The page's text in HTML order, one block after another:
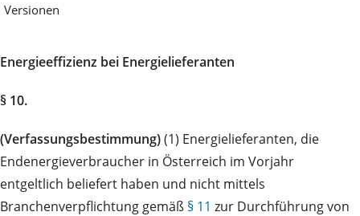
Versionen
Energieeffizienz bei Energielieferanten
§ 10.
(Verfassungsbestimmung)(1) Energielieferanten, die
Endenergieverbraucher in Österreich im Vorjahr
entgeltlich beliefert haben und nicht mittels
Branchenverpflichtung gemäß § 11 zur Durchführung von